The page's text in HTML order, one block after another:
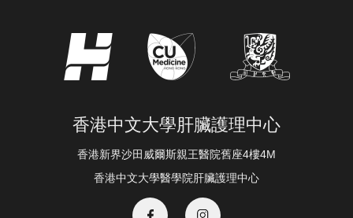
香港中文大學肝臟護理中心
香港新界沙田威爾斯親王醫院舊座4樓4M
香港中文大學醫學院肝臟護理中心